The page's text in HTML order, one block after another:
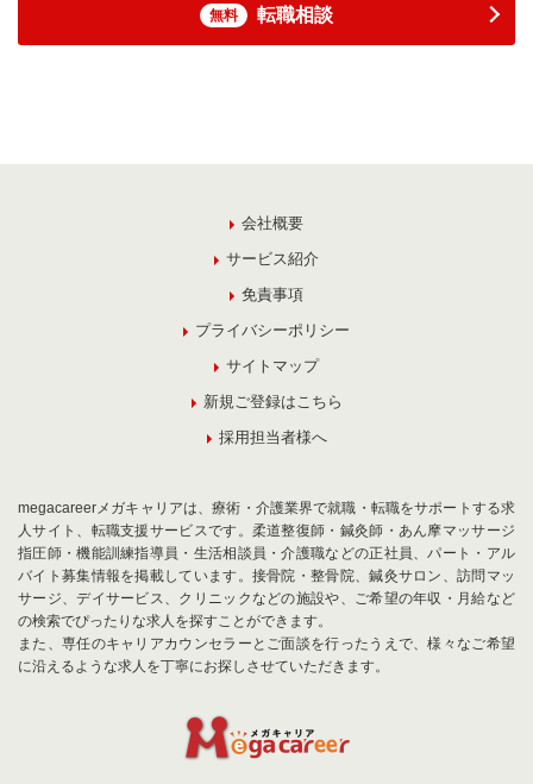
無料 転職相談
会社概要
サービス紹介
免責事項
プライバシーポリシー
サイトマップ
新規ご登録はこちら
採用担当者様へ
megacareerメガキャリアは、療術・介護業界で就職・転職をサポートする求
人サイト、転職支援サービスです。柔道整復師・鍼灸師・あん摩マッサージ
指圧師・機能訓練指導員・生活相談員・介護職などの正社員、パート・アル
バイト募集情報を掲載しています。接骨院・整骨院、鍼灸サロン、訪問マッ
サージ、デイサービス、クリニックなどの施設や、ご希望の年収・月給など
の検索でぴったりな求人を探すことができます。
また、専任のキャリアカウンセラーとご面談を行ったうえで、様々なご希望
に沿えるような求人を丁寧にお探しさせていただきます。